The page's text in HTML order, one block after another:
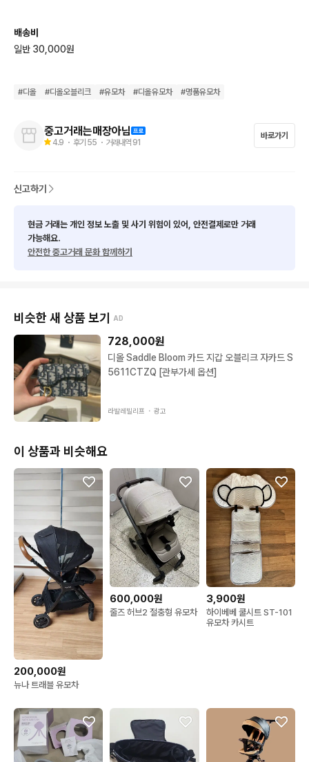
사용하는 중고품은 '당연히' 사용감이있습니다
상식적인 중고거래 희망합니다
환불요청하는 행위는 자제바랍니다
가품의심, 사이즈문의, 네고 맥시멈 요구, 교신, 택 요청, 찔러보기
후 잠수 , “가격 제안후 수락 하면 잠수”, 구매후 환불요청 등등 많
은데
구매하실 분만 연락주세요
특히 가격제안 던져보고 수락하면 잠수가 요새
너무 많은데 ... 번개톡 연락을 드려도 무시하시고
제발 기본 인간 도리에 어긋나는 행위는 자제바랍니다
배송비
일반 30,000원
#디올 #디올오블리크 #유모차 #디올유모차 #명품유모차
중고거래는매장아님
4.9 ・ 후기 55 ・ 거래내역 91
바로가기
신고하기
현금 거래는 개인 정보 노출 및 사기 위험이 있어, 안전결제로만 거래
가능해요.
안전한 중고거래 문화 함께하기
비슷한 새 상품 보기 AD
728,000원
디올 Saddle Bloom 카드 지갑 오블리크 자카드 S
5611CTZQ [관부가세 옵션]
라발레빌리프 ・ 광고
이 상품과 비슷해요
200,000원
뉴나 트래블 유모차
600,000원
줄즈 허브2 절충형 유모차
3,900원
하이베베 쿨시트 ST-101
유모차 카시트